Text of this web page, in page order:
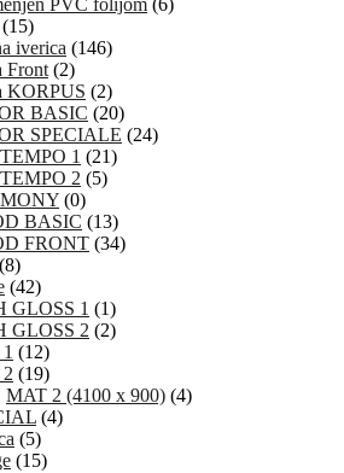
PVC folijom (6)
(15)
iverica (146)
Front (2)
KORPUS (2)
BASIC (20)
SPECIALE (24)
1 (21)
2 (5)
(0)
BASIC (13)
FRONT (34)
(8)
(42)
GLOSS 1 (1)
GLOSS 2 (2)
(12)
(19)
MAT 2 (4100 x 900) (4)
(4)
(5)
(15)